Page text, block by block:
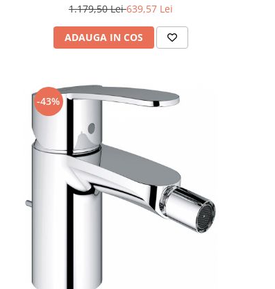
1.179,50 Lei639,57 Lei
ADAUGA IN COS
-43%